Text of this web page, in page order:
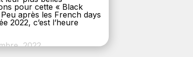
pour cette « Black
après les French days
2022, c’est l’heure
2022